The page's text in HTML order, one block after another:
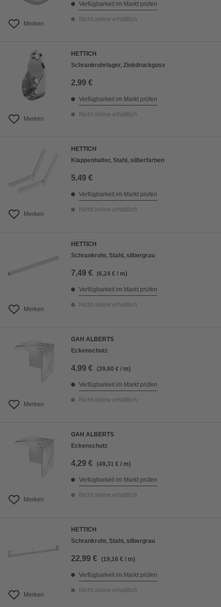
Merken
Verfügbarkeit im Markt prüfen
Nicht online erhältlich
Merken
HETTICH
Schrankrohrlager, Zinkdruckguss
2,99 €
Verfügbarkeit im Markt prüfen
Nicht online erhältlich
Merken
HETTICH
Klappenhalter, Stahl, silberfarben
5,49 €
Verfügbarkeit im Markt prüfen
Nicht online erhältlich
Merken
HETTICH
Schrankrohr, Stahl, silbergrau
7,49 € (6,24 € / m)
Verfügbarkeit im Markt prüfen
Nicht online erhältlich
Merken
GAH ALBERTS
Eckenschutz
4,99 € (39,60 € / m)
Verfügbarkeit im Markt prüfen
Nicht online erhältlich
Merken
GAH ALBERTS
Eckenschutz
4,29 € (49,31 € / m)
Verfügbarkeit im Markt prüfen
Nicht online erhältlich
Merken
HETTICH
Schrankrohr, Stahl, silbergrau
22,99 € (19,16 € / m)
Verfügbarkeit im Markt prüfen
Nicht online erhältlich